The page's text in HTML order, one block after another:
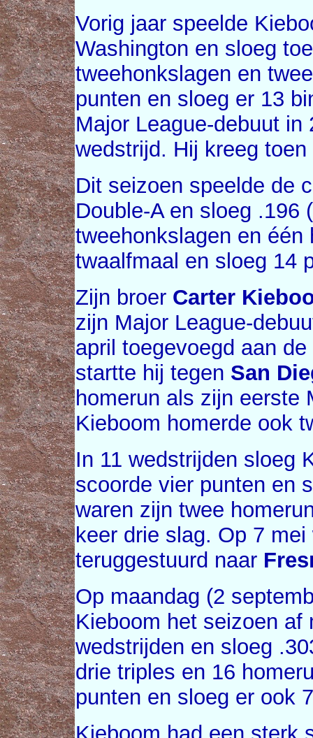
Vorig jaar speelde
Washington en sloeg
tweehonkslagen en
punten en sloeg er 13
Major League-debuut
wedstrijd. Hij kreeg
Dit seizoen speelde de
Double-A en sloeg .196
tweehonkslagen en één
twaalfmaal en sloeg 14
Zijn broer Carter
zijn Major League-
april toegevoegd aan
startte hij tegen San
homerun als zijn eerste
Kieboom homerde ook
In 11 wedstrijden sloeg
scoorde vier punten en
waren zijn twee
keer drie slag. Op 7
teruggestuurd naar
Op maandag (2
Kieboom het seizoen af
wedstrijden en sloeg
drie triples en 16
punten en sloeg er ook